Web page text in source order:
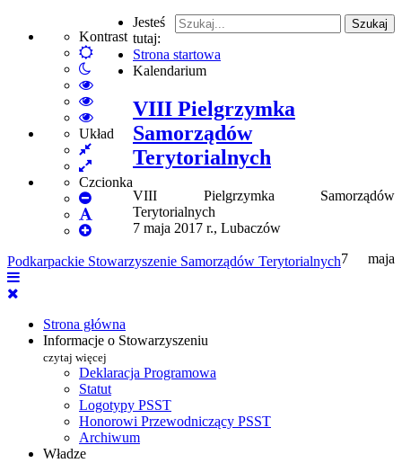
Kontrast
Default
mode
Włącz
tryb
nocny
High
Contrast
Black
White
High
Contrast
Black
High
Contrast
mode
Układ
Fixed
layout
Wide
layout
Czcionka
Set
Smaller
Font
Set
Font
Szukaj
Podkarpackie Stowarzyszenie Samorządów Terytorialnych
Strona główna
Informacje o Stowarzyszeniu
czytaj więcej
Deklaracja Programowa
Statut
Logotypy PSST
Honorowi Przewodniczący PSST
Archiwum
Władze
Jesteś
tutaj:
Strona startowa
Kalendarium
VIII Pielgrzymka
Samorządów
Terytorialnych
VIII Pielgrzymka Samorządów
Terytorialnych
7 maja 2017 r., Lubaczów
7 maja